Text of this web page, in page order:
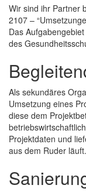
Wir sind ihr Partner
2107 –
Das
des
Als sekundäres
Umsetzung eines
diese dem
Projektdaten und
aus dem Ruder läuft.